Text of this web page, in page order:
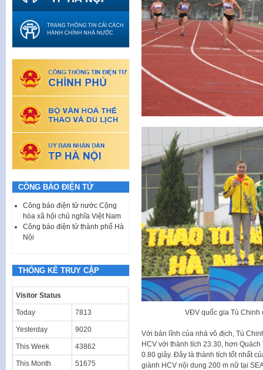
VĐV quốc gia Tú Chinh
Với bản lĩnh của nhà vô địch, Tú
HCV với thành tích 23.30, hơn
0.80 giây. Đây là thành tích tốt nhất
giành HCV nội dung 200 m nữ tại
CÔNG BÁO ĐIỆN TỬ
Công báo điện tử nước Cộng
hòa xã hội chủ nghĩa Việt Nam
Công báo điện tử thành phố Hà
Nội
THỐNG KÊ TRUY CẬP
Visitor Status
Today 7813
Yesterday 9020
This Week 43862
This Month 51675